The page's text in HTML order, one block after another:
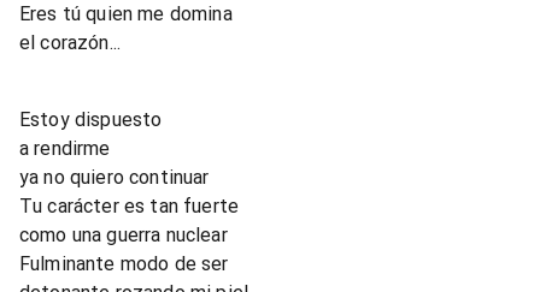
Eres tú quien me domina
el corazón...
Estoy dispuesto
a rendirme
ya no quiero continuar
Tu carácter es tan fuerte
como una guerra nuclear
Fulminante modo de ser